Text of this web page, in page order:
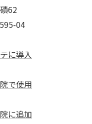
62
04
に導入
で使用
に追加